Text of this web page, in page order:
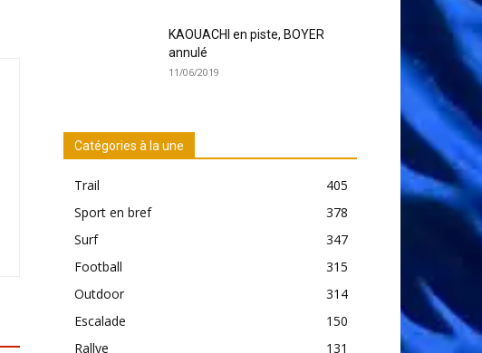
KAOUACHI en piste, BOYER
annulé
11/06/2019
Catégories à la une
Trail
405
Sport en bref
378
Surf
347
Football
315
Outdoor
314
Escalade
150
Rallye
131